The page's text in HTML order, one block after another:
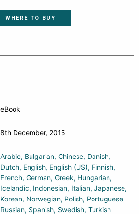
WHERE TO BUY
eBook
8th December, 2015
Arabic Bulgarian Chinese Danish
Dutch English English (US) Finnish
French German Greek Hungarian
Icelandic Indonesian Italian Japanese
Korean Norwegian Polish Portuguese
Russian Spanish Swedish Turkish